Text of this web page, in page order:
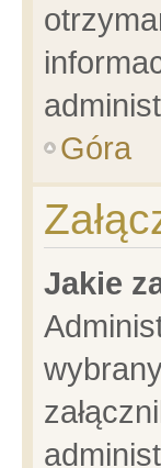
Góra
Jakie